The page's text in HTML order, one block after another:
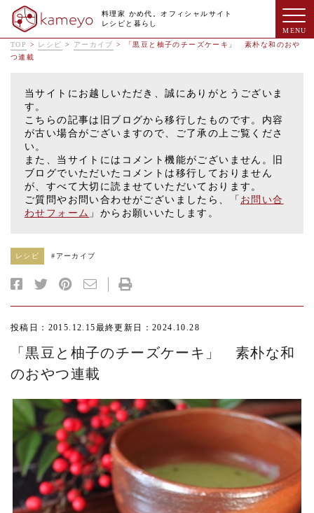
料理家 かめ代。オフィシャルサイト
レシピと暮らし
TOP > レシピ > アーカイブ >
「黒豆と柚子のチーズケーキ」 素朴な和のおや
つ連載
当サイトにお越しいただき、誠にありがとうございま
す。
こちらの記事は旧ブログから移行したものです。内容
が古い場合がございますので、ご了承の上ご覧くださ
い。
また、当サイトにはコメント機能がございません。旧
ブログでいただいたコメントは移行しておりません
が、すべて大切に読ませていただいております。
ご質問やお問い合わせがございましたら、「 お問い合
わせフォーム 」からお願いいたします。
レシピ # アーカイブ
投稿日：2015.12.15最終更新日：2024.10.28
「黒豆と柚子のチーズケーキ」 素朴な和
のおやつ連載